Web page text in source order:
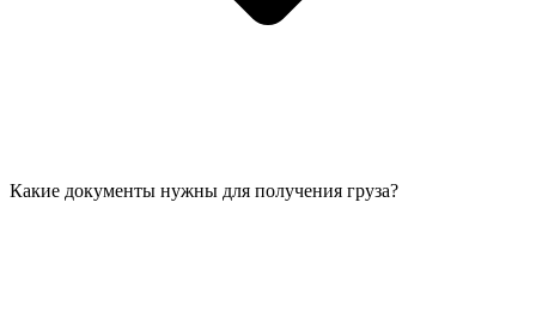
Какие документы нужны для получения груза?